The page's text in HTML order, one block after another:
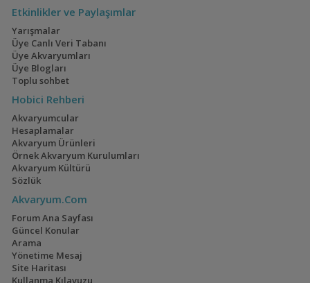
Etkinlikler ve Paylaşımlar
Yarışmalar
Üye Canlı Veri Tabanı
Üye Akvaryumları
Üye Blogları
Toplu sohbet
Hobici Rehberi
Akvaryumcular
Hesaplamalar
Akvaryum Ürünleri
Örnek Akvaryum Kurulumları
Akvaryum Kültürü
Sözlük
Akvaryum.Com
Forum Ana Sayfası
Güncel Konular
Arama
Yönetime Mesaj
Site Haritası
Kullanma Kılavuzu